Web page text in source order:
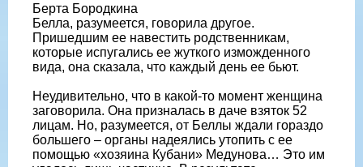
Берта Бородкина
Белла, разумеется, говорила другое.
Пришедшим ее навестить родственникам,
которые испугались ее жуткого изможденного
вида, она сказала, что каждый день ее бьют.
Неудивительно, что в какой-то момент женщина
заговорила. Она призналась в даче взяток 52
лицам. Но, разумеется, от Беллы ждали гораздо
большего – органы надеялись утопить с ее
помощью «хозяина Кубани» Медунова… Это им